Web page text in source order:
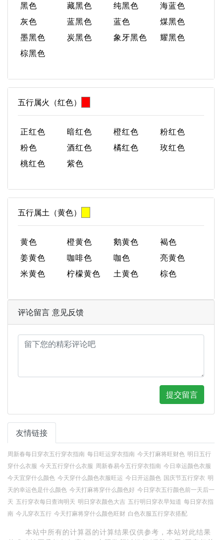
黑色 藏黑色 纯黑色
海蓝色
灰色
蓝黑色 蓝色
煤黑色
墨黑色
炭黑色 象牙黑色
耀黑色
棕黑色
五行属火（红色）
正红色 暗红色 橙红色
粉红色
粉色
酒红色 橘红色
玫红色
桃红色
紫色
五行属土（黄色）
黄色 橙黄色 鹅黄色
褐色
姜黄色
咖啡色 咖色
亮黄色
米黄色
柠檬黄色 土黄色 棕色
评论留言 意见反馈
提交留言
友情链接
周新春每日穿衣五行穿衣指南 每日旺运穿衣指南 今天打麻将旺财色 明日五行
穿什么衣服 今天五行穿什么衣服 周新春易今五行穿衣指南 今日幸运颜色衣服
今天宜穿什么颜色 今天穿什么颜色衣服旺运 今日开运颜色 国庆节五行穿衣 明
天的幸运色是什么颜色 今天打麻将穿什么颜色好 今日穿衣五行颜色前一天后一
天 五行穿衣每日查询明天 明日穿衣颜色大吉 五行明日穿衣早知道 每日穿衣指
南 今儿穿衣五行 今天打麻将穿什么颜色旺财 白色衣服五行穿衣搭配
本站中所有的计算器的计算结果仅供参考，本站对此结果